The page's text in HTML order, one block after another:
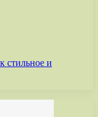
стильное и